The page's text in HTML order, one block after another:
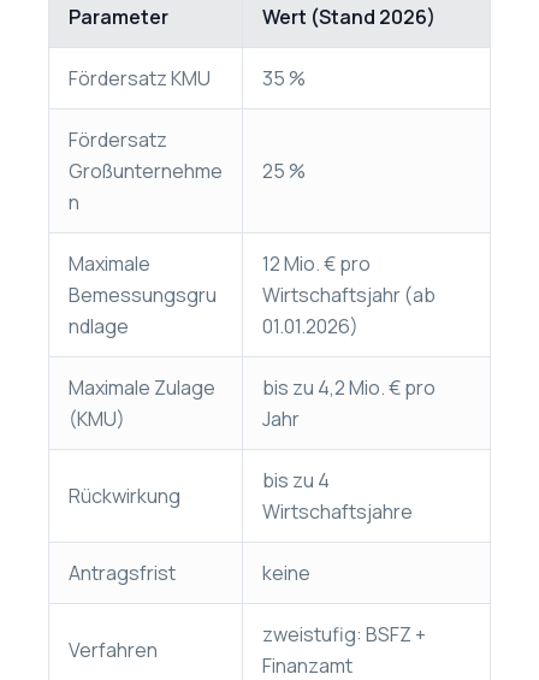
Parameter Wert (Stand 2026)
Fördersatz KMU 35 %
Fördersatz
Großunternehme
n
25 %
Maximale
Bemessungsgru
ndlage
12 Mio. € pro
Wirtschaftsjahr (ab
01.01.2026)
Maximale Zulage
(KMU)
bis zu 4,2 Mio. € pro
Jahr
Rückwirkung
bis zu 4
Wirtschaftsjahre
Antragsfrist keine
Verfahren
zweistufig: BSFZ +
Finanzamt